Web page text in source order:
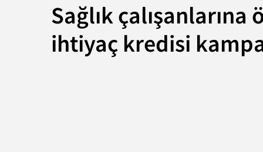
Sağlık çalışanlarına
ihtiyaç kredisi